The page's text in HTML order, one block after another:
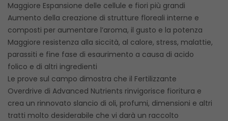
Maggiore Espansione delle cellule e fiori più grandi
Aumento della creazione di strutture floreali interne e
composti per aumentare l’aroma, il gusto e la potenza
Maggiore resistenza alla siccità, al calore, stress, malattie,
parassiti e fine fase di esaurimento a causa di acido
folico e di altri ingredienti
Le prove sul campo dimostra che il Fertilizzante
Overdrive di Advanced Nutrients rinvigorisce fioritura e
crea un rinnovato slancio di oli, profumi, dimensioni e altri
tratti molto desiderabile che vi darà un raccolto